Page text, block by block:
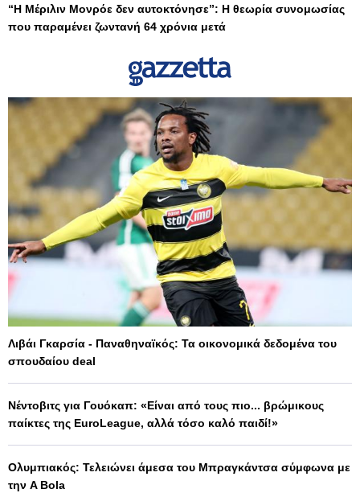
“Η Μέριλιν Μονρόε δεν αυτοκτόνησε”: Η θεωρία συνομωσίας
που παραμένει ζωντανή 64 χρόνια μετά
Λιβάι Γκαρσία - Παναθηναϊκός: Τα οικονομικά δεδομένα του
σπουδαίου deal
Νέντοβιτς για Γουόκαπ: «Είναι από τους πιο... βρώμικους
παίκτες της EuroLeague, αλλά τόσο καλό παιδί!»
Ολυμπιακός: Τελειώνει άμεσα του Μπραγκάντσα σύμφωνα με
την A Bola